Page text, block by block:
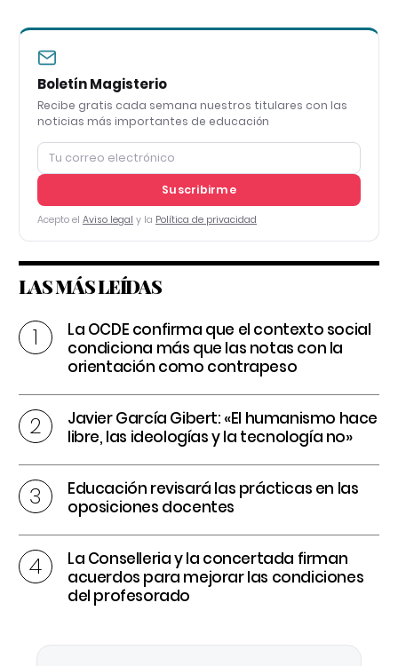
Boletín Magisterio
Recibe gratis cada semana nuestros titulares con las
noticias más importantes de educación
Suscribirme
Acepto el Aviso legal y la Política de privacidad
LAS MÁS LEÍDAS
La OCDE confirma que el contexto social
condiciona más que las notas con la
orientación como contrapeso
Javier García Gibert: «El humanismo hace
libre, las ideologías y la tecnología no»
Educación revisará las prácticas en las
oposiciones docentes
La Conselleria y la concertada firman
acuerdos para mejorar las condiciones
del profesorado